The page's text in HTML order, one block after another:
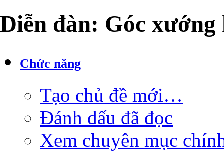
Diễn đàn: Góc xướng
Chức năng
Tạo chủ đề mới…
Đánh dấu đã đọc
Xem chuyên mục